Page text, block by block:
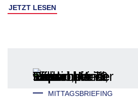
JETZT LESEN
MITTAGSBRIEFING